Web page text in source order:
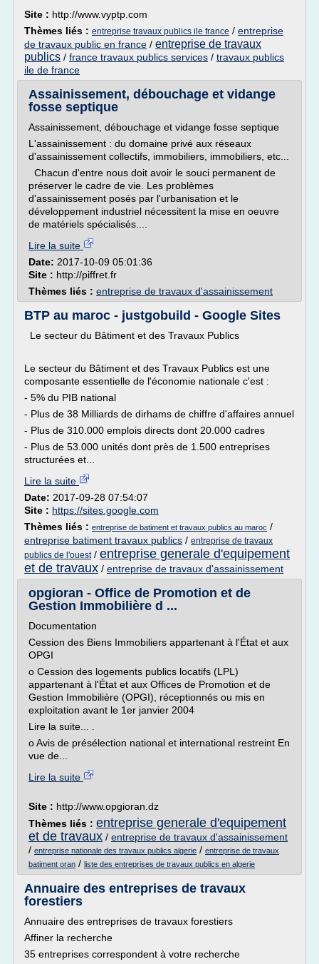
Site : http://www.vyptp.com
Thèmes liés : entreprise travaux publics ile france / entreprise
de travaux public en france / entreprise de travaux
publics / france travaux publics services / travaux publics
ile de france
Assainissement, débouchage et vidange
fosse septique
Assainissement, débouchage et vidange fosse septique
L'assainissement : du domaine privé aux réseaux
d'assainissement collectifs, immobiliers, immobiliers, etc...
Chacun d'entre nous doit avoir le souci permanent de
préserver le cadre de vie. Les problèmes
d'assainissement posés par l'urbanisation et le
développement industriel nécessitent la mise en oeuvre
de matériels spécialisés....
Lire la suite
Date: 2017-10-09 05:01:36
Site : http://piffret.fr
Thèmes liés : entreprise de travaux d'assainissement
BTP au maroc - justgobuild - Google Sites
Le secteur du Bâtiment et des Travaux Publics
Le secteur du Bâtiment et des Travaux Publics est une
composante essentielle de l'économie nationale c'est :
- 5% du PIB national
- Plus de 38 Milliards de dirhams de chiffre d'affaires annuel
- Plus de 310.000 emplois directs dont 20.000 cadres
- Plus de 53.000 unités dont près de 1.500 entreprises
structurées et...
Lire la suite
Date: 2017-09-28 07:54:07
Site : https://sites.google.com
Thèmes liés : entreprise de batiment et travaux publics au maroc /
entreprise batiment travaux publics / entreprise de travaux
publics de l'ouest/ entreprise generale d'equipement
et de travaux / entreprise de travaux d'assainissement
opgioran - Office de Promotion et de
Gestion Immobilière d ...
Documentation
Cession des Biens Immobiliers appartenant à l'État et aux
OPGI
o Cession des logements publics locatifs (LPL)
appartenant à l'État et aux Offices de Promotion et de
Gestion Immobilière (OPGI), réceptionnés ou mis en
exploitation avant le 1er janvier 2004
Lire la suite... .
o Avis de présélection national et international restreint En
vue de...
Lire la suite
Site : http://www.opgioran.dz
Thèmes liés : entreprise generale d'equipement
et de travaux / entreprise de travaux d'assainissement
/ entreprise nationale des travaux publics algerie / entreprise de travaux
batiment oran / liste des entreprises de travaux publics en algerie
Annuaire des entreprises de travaux
forestiers
Annuaire des entreprises de travaux forestiers
Affiner la recherche
35 entreprises correspondent à votre recherche